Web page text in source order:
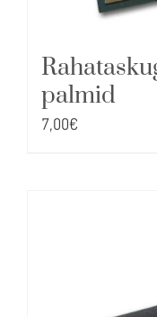
palmid
7,00€